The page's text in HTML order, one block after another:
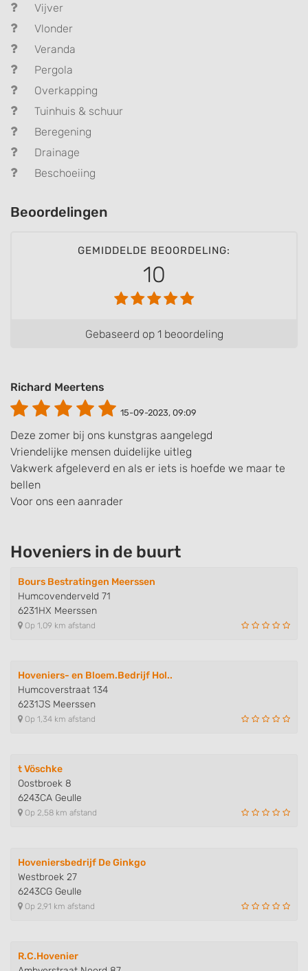
Vijver
Vlonder
Veranda
Pergola
Overkapping
Tuinhuis & schuur
Beregening
Drainage
Beschoeiing
Beoordelingen
GEMIDDELDE BEOORDELING:
10
Gebaseerd op 1 beoordeling
Richard Meertens
15-09-2023, 09:09
Deze zomer bij ons kunstgras aangelegd
Vriendelijke mensen duidelijke uitleg
Vakwerk afgeleverd en als er iets is hoefde we maar te
bellen
Voor ons een aanrader
Hoveniers in de buurt
Bours Bestratingen Meerssen
Humcovenderveld 71
6231HX Meerssen
Op 1,09 km afstand
Hoveniers- en Bloem.Bedrijf Hol..
Humcoverstraat 134
6231JS Meerssen
Op 1,34 km afstand
t Vöschke
Oostbroek 8
6243CA Geulle
Op 2,58 km afstand
Hoveniersbedrijf De Ginkgo
Westbroek 27
6243CG Geulle
Op 2,91 km afstand
R.C.Hovenier